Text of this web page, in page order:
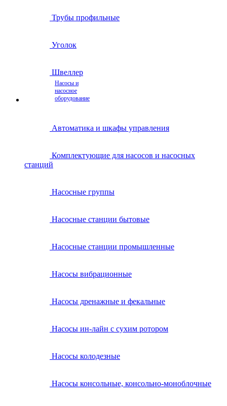
Трубы профильные
Уголок
Швеллер
Насосы и
насосное
оборудование
Автоматика и шкафы управления
Комплектующие для насосов и насосных
станций
Насосные группы
Насосные станции бытовые
Насосные станции промышленные
Насосы вибрационные
Насосы дренажные и фекальные
Насосы ин-лайн с сухим ротором
Насосы колодезные
Насосы консольные, консольно-моноблочные